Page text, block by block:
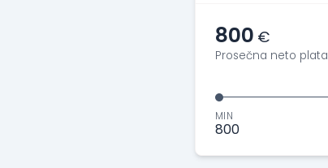
800 €
Prosečna neto plata
MIN
800